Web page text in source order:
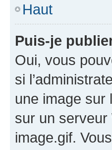
Haut
Puis-je
Oui, vous
si
une image sur
sur un serveur
image.gif.